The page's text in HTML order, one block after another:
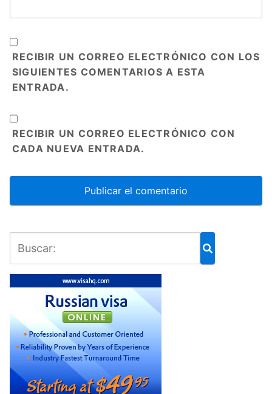
RECIBIR UN CORREO ELECTRÓNICO CON LOS
SIGUIENTES COMENTARIOS A ESTA
ENTRADA.
RECIBIR UN CORREO ELECTRÓNICO CON
CADA NUEVA ENTRADA.